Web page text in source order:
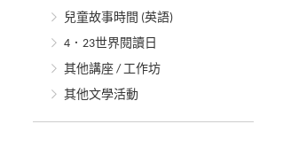
兒童故事時間 (英語)
4．23世界閱讀日
其他講座 / 工作坊
其他文學活動